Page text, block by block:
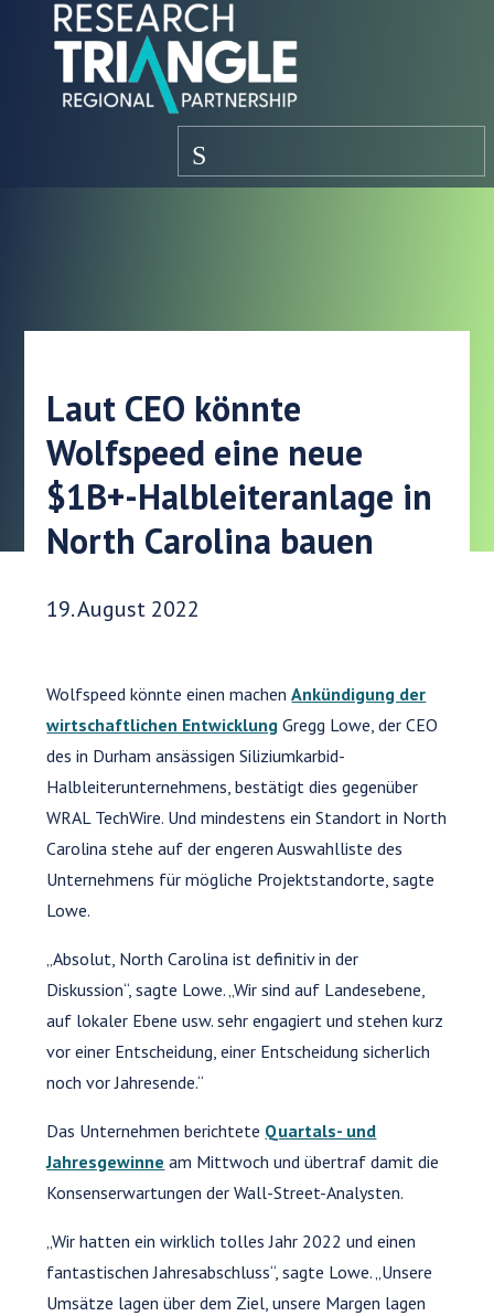
Zum Inhalt springen
Speisekarte
Laut CEO könnte
Wolfspeed eine neue
$1B+-Halbleiteranlage in
North Carolina bauen
Veröffentlichungsdatum:
19. August 2022
Wolfspeed könnte einen machenAnkündigung der
wirtschaftlichen Entwicklung Gregg Lowe, der CEO
des in Durham ansässigen Siliziumkarbid-
Halbleiterunternehmens, bestätigt dies gegenüber
WRAL TechWire. Und mindestens ein Standort in North
Carolina stehe auf der engeren Auswahlliste des
Unternehmens für mögliche Projektstandorte, sagte
Lowe.
„Absolut, North Carolina ist definitiv in der
Diskussion“, sagte Lowe. „Wir sind auf Landesebene,
auf lokaler Ebene usw. sehr engagiert und stehen kurz
vor einer Entscheidung, einer Entscheidung sicherlich
noch vor Jahresende.“
Das Unternehmen berichtete Quartals- und
Jahresgewinne am Mittwoch und übertraf damit die
Konsenserwartungen der Wall-Street-Analysten.
„Wir hatten ein wirklich tolles Jahr 2022 und einen
fantastischen Jahresabschluss“, sagte Lowe. „Unsere
Umsätze lagen über dem Ziel, unsere Margen lagen